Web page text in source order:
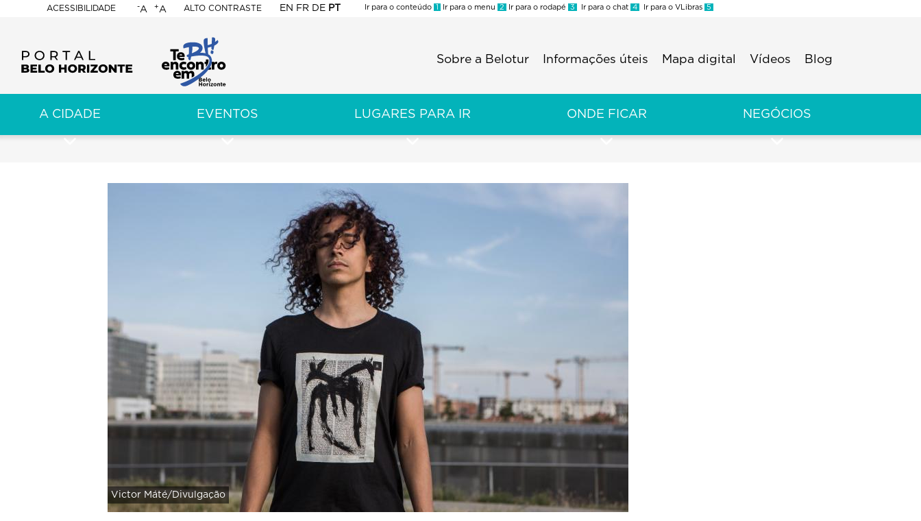
ACESSIBILIDADE
BELO
HORIZONTE
-A +A ALTO CONTRASTE EN FR DE PT
Ir para o conteúdo 1 Ir para o menu 2 Ir para o rodapé 3 Ir para o chat 4 Ir para o VLibras 5
Sobre a Belotur Informações úteis Mapa digital Vídeos Blog
A CIDADE EVENTOS LUGARES PARA IR ONDE FICAR NEGÓCIOS
Victor Máté/Divulgação